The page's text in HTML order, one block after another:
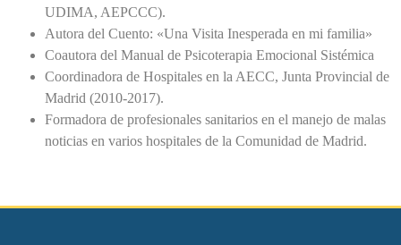
UDIMA, AEPCCC).
Autora del Cuento: «Una Visita Inesperada en mi familia»
Coautora del Manual de Psicoterapia Emocional Sistémica
Coordinadora de Hospitales en la AECC, Junta Provincial de
Madrid (2010-2017).
Formadora de profesionales sanitarios en el manejo de malas
noticias en varios hospitales de la Comunidad de Madrid.